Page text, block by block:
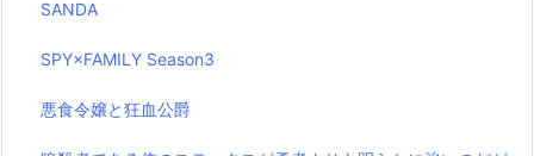
SANDA
SPY×FAMILY Season3
悪食令嬢と狂血公爵